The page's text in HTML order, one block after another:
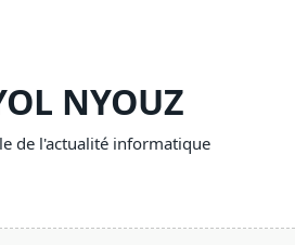
NYOUZ
de l'actualité informatique